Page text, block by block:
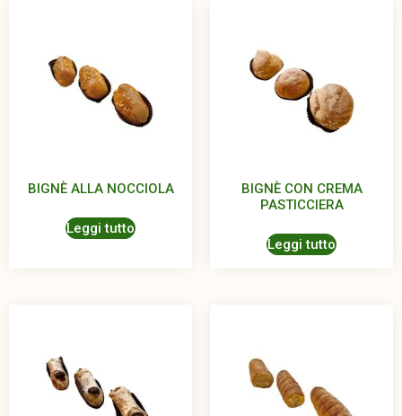
BIGNÈ ALLA NOCCIOLA
Leggi tutto
BIGNÈ CON CREMA
PASTICCIERA
Leggi tutto